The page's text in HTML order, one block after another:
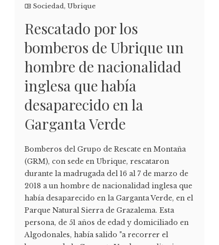
Sociedad, Ubrique
Rescatado por los
bomberos de Ubrique un
hombre de nacionalidad
inglesa que había
desaparecido en la
Garganta Verde
Bomberos del Grupo de Rescate en Montaña
(GRM), con sede en Ubrique, rescataron
durante la madrugada del 16 al 7 de marzo de
2018 a un hombre de nacionalidad inglesa que
había desaparecido en la Garganta Verde, en el
Parque Natural Sierra de Grazalema. Esta
persona, de 51 años de edad y domiciliado en
Algodonales, había salido "a recorrer el